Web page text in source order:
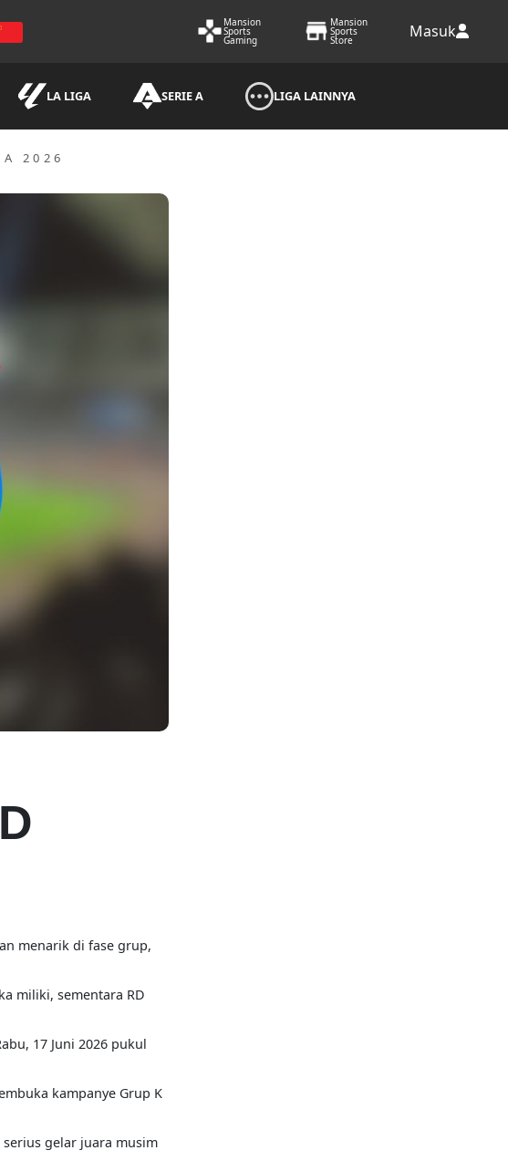
Mansion
Sports
Gaming
Mansion
Sports
Store Masuk
LA LIGA SERIE A LIGA LAINNYA
2026
menarik di fase grup,
miliki, sementara RD
17 Juni 2026 pukul
kampanye Grup K
gelar juara musim